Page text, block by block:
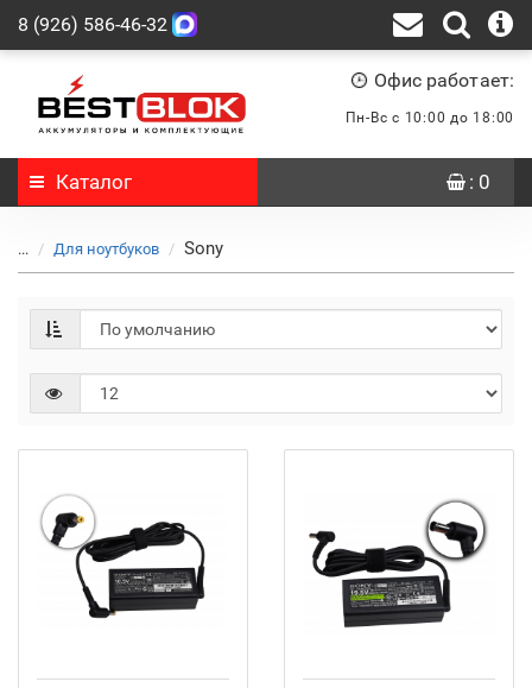
8 (926) 586-46-32
Офис работает:
Пн-Вс с 10:00 до 18:00
Каталог : 0
... Для ноутбуков Sony